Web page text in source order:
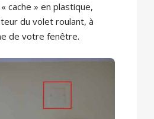
cache » en plastique,
du volet roulant, à
de votre fenêtre.